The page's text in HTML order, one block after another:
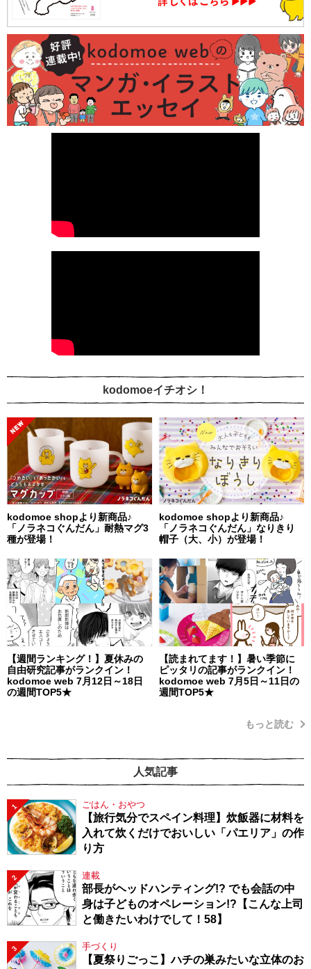
kodomoeイチオシ！
kodomoe shopより新商品♪
「ノラネコぐんだん」耐熱マグ3
種が登場！
kodomoe shopより新商品♪
「ノラネコぐんだん」なりきり
帽子（大、小）が登場！
【週間ランキング！】夏休みの
自由研究記事がランクイン！
kodomoe web 7月12日～18日
の週間TOP5★
【読まれてます！】暑い季節に
ピッタリの記事がランクイン！
kodomoe web 7月5日～11日の
週間TOP5★
もっと読む
人気記事
1 ごはん・おやつ
【旅行気分でスペイン料理】炊飯器に材料を
入れて炊くだけでおいしい「パエリア」の作
り方
2 連載
部長がヘッドハンティング!? でも会話の中
身は子どものオペレーション!?【こんな上司
と働きたいわけでして！58】
3 手づくり
【夏祭りごっこ】ハチの巣みたいな立体のお